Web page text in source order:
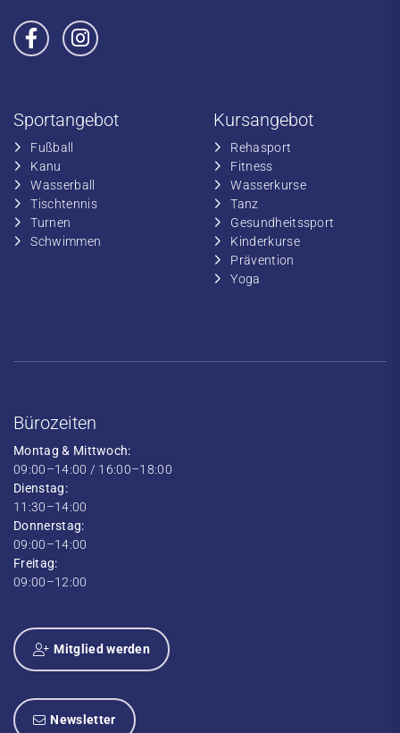
Sportangebot
Fußball
​Kanu
​Wasserball
​Tischtennis
​​Turnen
​​Schwimmen
Kursangebot
​Rehasport
​​Fitness
​​Wasserkurse
​​Tanz
​Gesundheitssport
​Kinderkurse
Prävention
Yoga
Bürozeiten
Montag & Mittwoch:
09:00–14:00 / 16:00–18:00
Dienstag:
11:30–14:00
Donnerstag:
09:00–14:00
Freitag:
09:00–12:00
Mitglied werden
Newsletter